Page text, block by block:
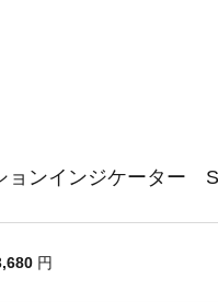
ンインジケーター
円